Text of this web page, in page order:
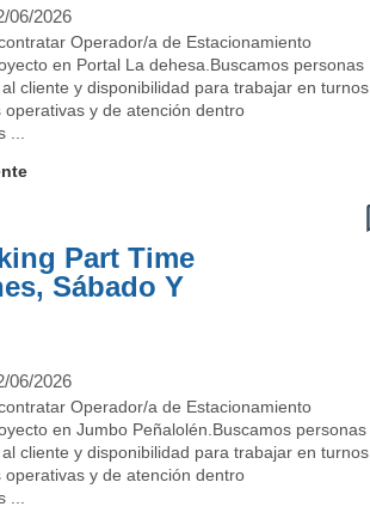
06/2026
Operador/a de Estacionamiento
en Portal La dehesa.Buscamos personas
cliente y disponibilidad para trabajar en turnos
y de atención dentro
Part Time
Sábado Y
06/2026
Operador/a de Estacionamiento
en Jumbo Peñalolén.Buscamos personas
cliente y disponibilidad para trabajar en turnos
y de atención dentro